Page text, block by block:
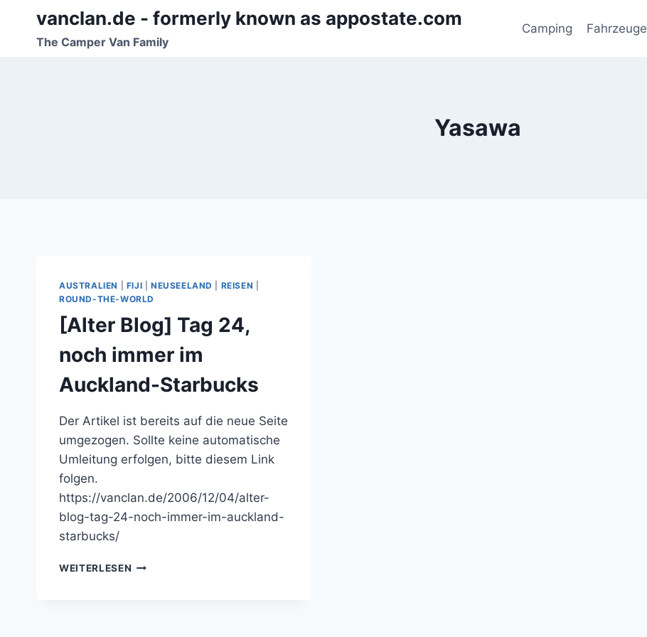
springen
vanclan.de - formerly known as appostate.com
The Camper Van Family
Camping Fahrzeuge
Yasawa
AUSTRALIEN FIJI NEUSEELAND REISEN
ROUND-THE-WORLD
[Alter Blog] Tag 24,
noch immer im
Auckland-Starbucks
Der Artikel ist bereits auf die neue Seite
umgezogen. Sollte keine automatische
Umleitung erfolgen, bitte diesem Link
folgen.
https://vanclan.de/2006/12/04/alter-
blog-tag-24-noch-immer-im-auckland-
starbucks/
WEITERLESEN [ALTER